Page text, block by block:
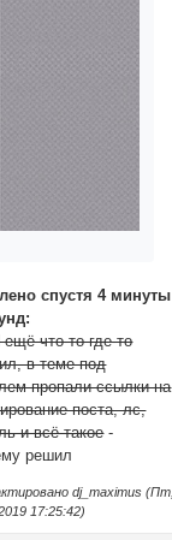
спустя 4 минуты
что-то где-то
в теме под
пропали ссылки на
поста, лс,
и всё такое-
решил
dj_maximus
17:25:42)